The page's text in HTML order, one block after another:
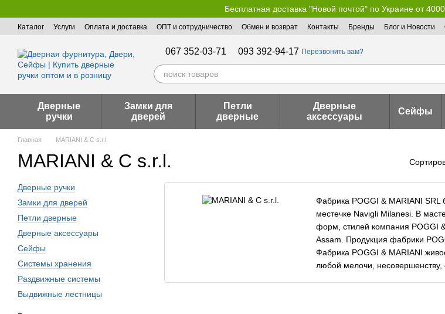
Бесплатная доставка "Новой почтой" по Украине от
Каталог Услуги Оплата и доставка ОПТ и сотрудничество Обмен и возврат Контакты Бренды Блог и Новости
067 352-03-71 093 392-94-17 Перезвонить вам?
Дверные
ручки
Замки для
дверей
Петли
дверные
Дверные
аксессуары
Сейфы
Главная MARIANI & C s.r.l.
MARIANI & C s.r.l.
Фабрика POGGI & MARIANI SRL
местечке Navigli Milanesi. В
форм, стилей компания POGGI
Assam. Продукция фабрики
Фабрика POGGI & MARIANI
любой мелочи,
Дверные ручки
Замки для дверей
Петли дверные
Дверные аксессуары
Сейфы
Системы хранения
Раздвижные системы
Выдвижные лестницы